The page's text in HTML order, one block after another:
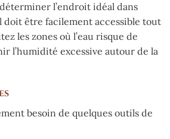
l’endroit idéal dans
doit être facilement accessible tout
les zones où l’eau risque de
l’humidité excessive autour de la
besoin de quelques outils de